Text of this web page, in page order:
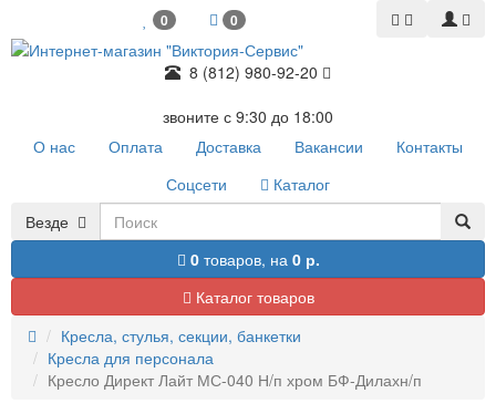
0 0
8 (812) 980-92-20
звоните с 9:30 до 18:00
О нас
Оплата Доставка Вакансии
Контакты
Соцсети
Каталог
Везде
0товаров, на 0 р.
Каталог товаров
Кресла, стулья, секции, банкетки
Кресла для персонала
Кресло Директ Лайт МС-040 Н/п хром БФ-Дилахн/п